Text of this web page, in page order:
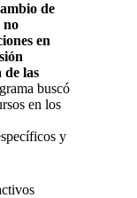
de
no
en
de las
buscó
en los
y